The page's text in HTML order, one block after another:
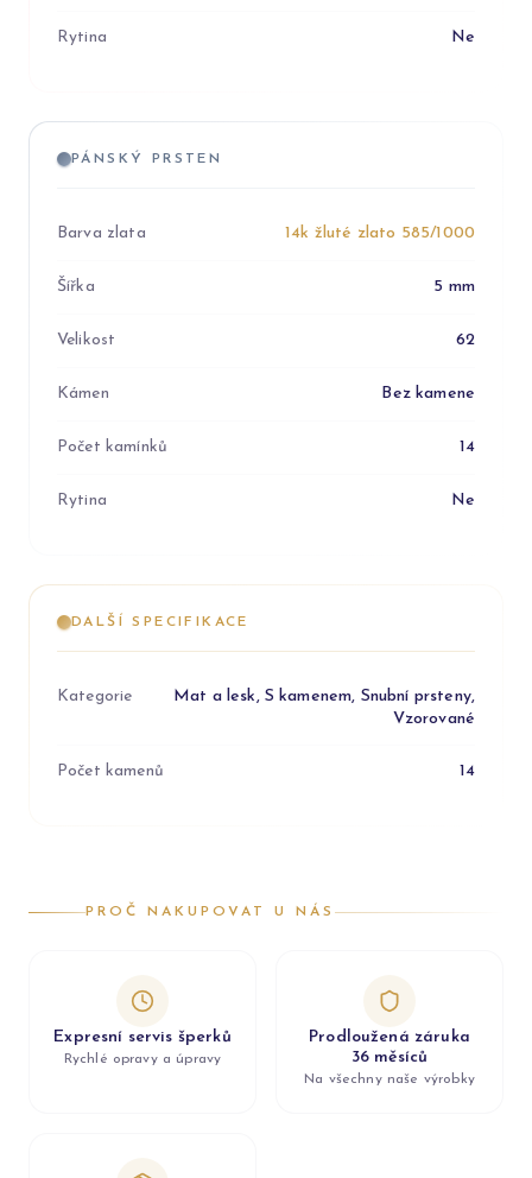
Rytina Ne
PÁNSKÝ PRSTEN
Barva zlata 14k žluté zlato 585/1000
Šířka 5 mm
Velikost 62
Kámen Bez kamene
Počet kamínků 14
Rytina Ne
DALŠÍ SPECIFIKACE
Kategorie
Mat a lesk, S kamenem, Snubní prsteny,
Vzorované
Počet kamenů 14
PROČ NAKUPOVAT U NÁS
Expresní servis šperků
Rychlé opravy a úpravy
Prodloužená záruka
36 měsíců
Na všechny naše výrobky